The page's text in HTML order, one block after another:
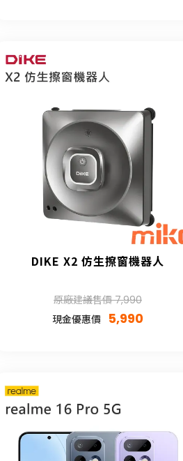
DIKE X2 仿生擦窗機器人
原廠建議售價 7,990
現金優惠價
5,990